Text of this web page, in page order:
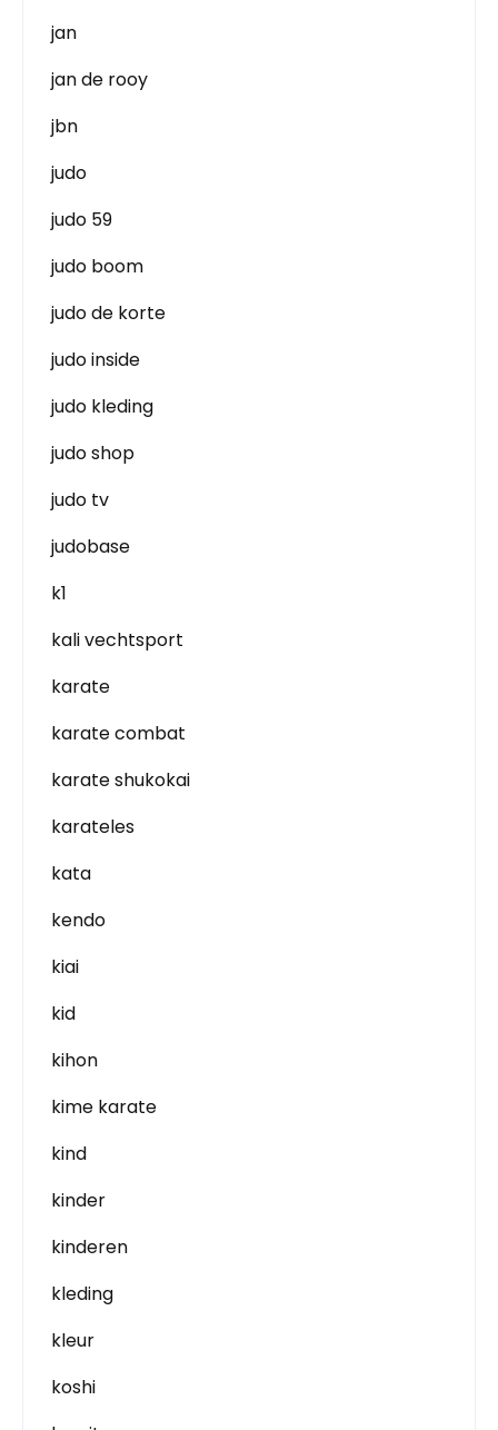
jan
jan de rooy
jbn
judo
judo 59
judo boom
judo de korte
judo inside
judo kleding
judo shop
judo tv
judobase
k1
kali vechtsport
karate
karate combat
karate shukokai
karateles
kata
kendo
kiai
kid
kihon
kime karate
kind
kinder
kinderen
kleding
kleur
koshi